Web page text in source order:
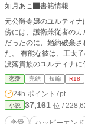
如月あこ
書籍情報
元公爵令嬢のユルティナ
傍には、護衛兼従者の
だったのに、婚約破棄
た。 有能な彼は、王太子の婚約者でなくなったうえに王都にいられなくなった
没落貴族のユルティナに仕えること
令嬢にしては上手く生き
するがーー。 筋骨隆々護衛兼従者 × 前世を思い出した元公爵令嬢 ※女性優位で
す、注意 ※ヒーローが変
恋愛 完結 短編 R18
24h.ポイント 7pt
小説 37,161 位 /